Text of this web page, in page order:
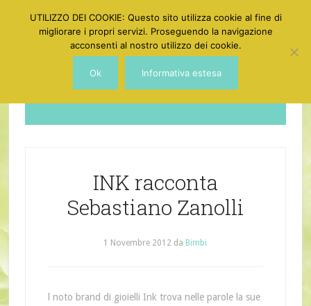
Dotgirl
INK racconta
Sebastiano Zanolli
1 Novembre 2012 da Bimbi
l noto brand di gioielli Ink trova nelle parole la sue
UTILIZZO DEI COOKIE: Questo sito utilizza cookie al fine di
migliorare i propri servizi. Proseguendo la navigazione
acconsenti al nostro utilizzo dei cookie.
Ok Informativa estesa